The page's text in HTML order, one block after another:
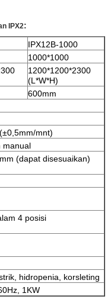
IPX2:
IPX12B-1000
1000*1000
1200*1200*2300
(L*W*H)
600mm
mnt)
manual
(dapat disesuaikan)
4 posisi
hidropenia, korsleting
1KW